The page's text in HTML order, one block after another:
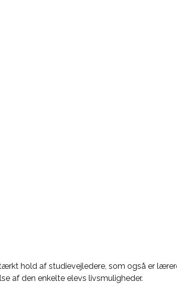
hold af studievejledere, som også er
af den enkelte elevs livsmuligheder.